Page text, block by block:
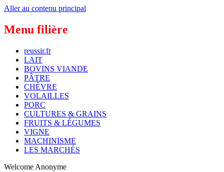
Aller au contenu principal
Menu filière
reussir.fr
LAIT
BOVINS VIANDE
PÂTRE
CHÈVRE
VOLAILLES
PORC
CULTURES & GRAINS
FRUITS & LÉGUMES
VIGNE
MACHINISME
LES MARCHÉS
Welcome Anonyme